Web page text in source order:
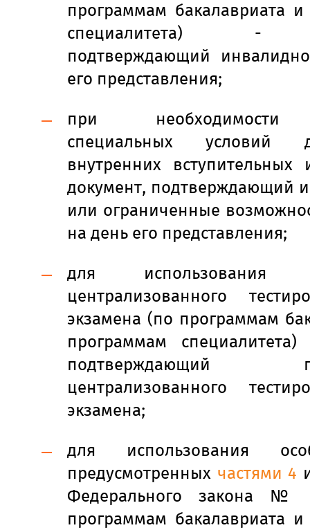
программам бакалавриата
специалитета) -
подтверждающий
его представления;
при необходимости
специальных условий
внутренних
документ, подтверждающий
или ограниченные
на день его представления;
для использования
централизованного
экзамена (по программам
программам
подтверждающий
централизованного
экзамена;
для использования
предусмотренных частями 4
Федерального закона №
программам бакалавриата